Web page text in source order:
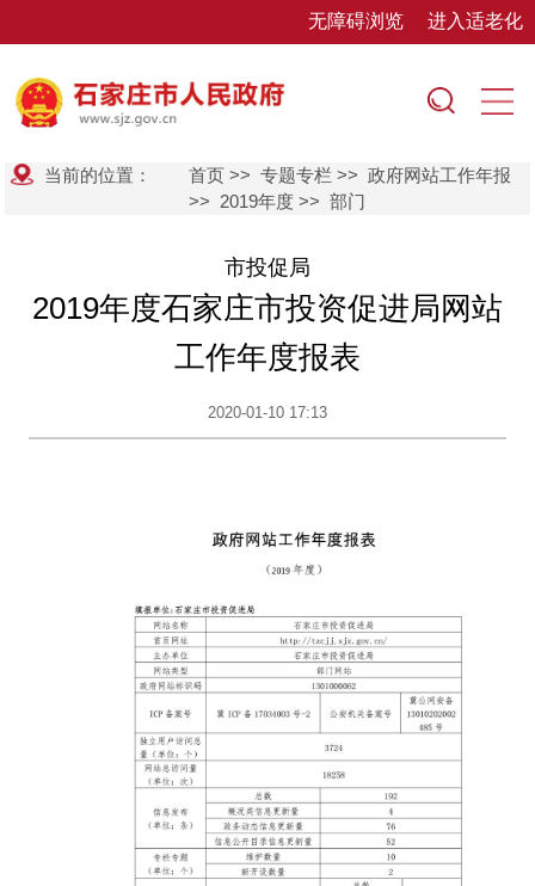
无障碍浏览 进入适老化
当前的位置： 首页 >>专题专栏 >>政府网站工作年报
>> 2019年度 >>部门
市投促局
2019年度石家庄市投资促进局网站
工作年度报表
2020-01-10 17:13